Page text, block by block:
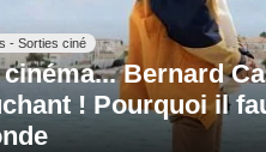
- Sorties ciné
Bernard
! Pourquoi il